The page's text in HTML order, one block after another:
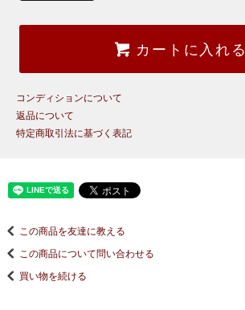
カートに入れる
コンディションについて
返品について
特定商取引法に基づく表記
この商品を友達に教える
この商品について問い合わせる
買い物を続ける